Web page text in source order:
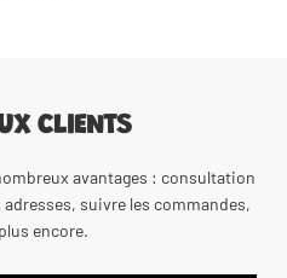
CLIENTS
avantages : consultation
suivre les commandes,
encore.